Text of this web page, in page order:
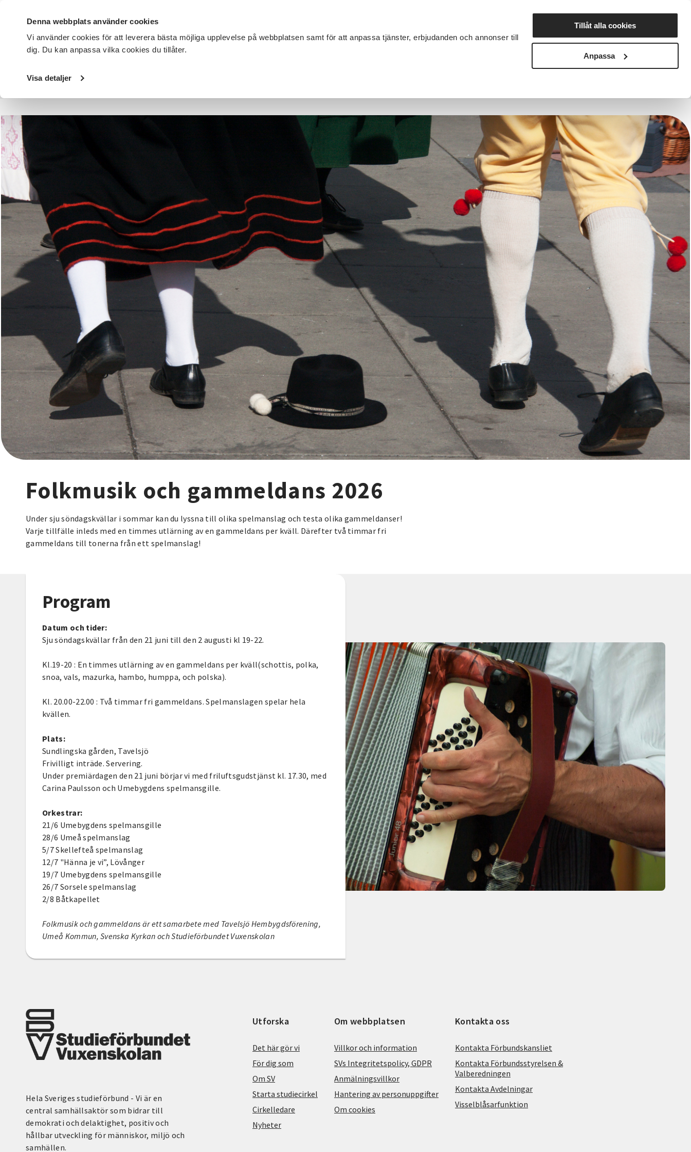
Denna webbplats använder cookies
Vi använder cookies för att leverera bästa möjliga upplevelse på webbplatsen samt för att anpassa tjänster, erbjudanden och annonser till
dig. Du kan anpassa vilka cookies du tillåter.
Visa detaljer
Tillåt alla cookies
Anpassa
DET HÄR GÖR VI FÖR DIG SOM SÖK KURSER OCH EVENEMANG Nyheter Avdelningar
Startsida / Avdelningar
Folkmusik och gammeldans 2026
Under sju söndagskvällar i sommar kan du lyssna till olika spelmanslag och testa olika gammeldanser!
Varje tillfälle inleds med en timmes utlärning av en gammeldans per kväll. Därefter två timmar fri
gammeldans till tonerna från ett spelmanslag!
Program
Datum och tider:
Sju söndagskvällar från den 21 juni till den 2 augusti kl 19-22.
Kl.19-20 : En timmes utlärning av en gammeldans per kväll(schottis, polka,
snoa, vals, mazurka, hambo, humppa, och polska).
Kl. 20.00-22.00 : Två timmar fri gammeldans. Spelmanslagen spelar hela
kvällen.
Plats:
Sundlingska gården, Tavelsjö
Frivilligt inträde. Servering.
Under premiärdagen den 21 juni börjar vi med friluftsgudstjänst kl. 17.30, med
Carina Paulsson och Umebygdens spelmansgille.
Orkestrar:
21/6 Umebygdens spelmansgille
28/6 Umeå spelmanslag
5/7 Skellefteå spelmanslag
12/7 "Hänna je vi”, Lövånger
19/7 Umebygdens spelmansgille
26/7 Sorsele spelmanslag
2/8 Båtkapellet
Folkmusik och gammeldans är ett samarbete med Tavelsjö Hembygdsförening,
Umeå Kommun, Svenska Kyrkan och Studieförbundet Vuxenskolan
Hela Sveriges studieförbund - Vi är en
central samhällsaktör som bidrar till
demokrati och delaktighet, positiv och
hållbar utveckling för människor, miljö och
samhällen.
Utforska
Det här gör vi
För dig som
Om SV
Starta studiecirkel
Cirkelledare
Nyheter
Om webbplatsen
Villkor och information
SVs Integritetspolicy, GDPR
Anmälningsvillkor
Hantering av personuppgifter
Om cookies
Kontakta oss
Kontakta Förbundskansliet
Kontakta Förbundsstyrelsen &
Valberedningen
Kontakta Avdelningar
Visselblåsarfunktion